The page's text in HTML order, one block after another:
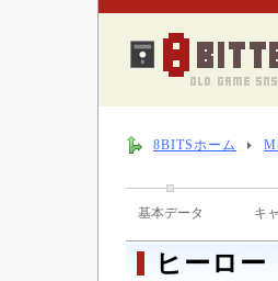
8BITSホーム
基本データ キ
ヒーロー